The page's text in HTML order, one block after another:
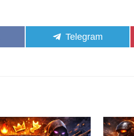
Share
on
Telegram